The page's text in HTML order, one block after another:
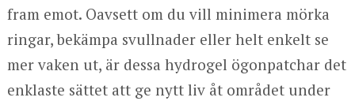
fram emot. Oavsett om du vill minimera mörka
ringar, bekämpa svullnader eller helt enkelt se
mer vaken ut, är dessa hydrogel ögonpatchar det
enklaste sättet att ge nytt liv åt området under